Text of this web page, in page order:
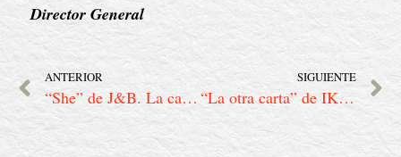
Director General
ANTERIOR
“She” de J&B. La campaña navideña que convirtió la aceptación en conversación social
SIGUIENTE
“La otra carta” de IKEA: el anuncio que nos devuelve a lo importante